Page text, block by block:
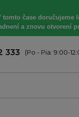
čase
a znovu otvorení
333 (Po - Pia: 9:00-